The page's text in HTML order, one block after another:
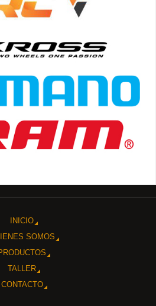
INICIO
SOMOS
TALLER
CONTACTO